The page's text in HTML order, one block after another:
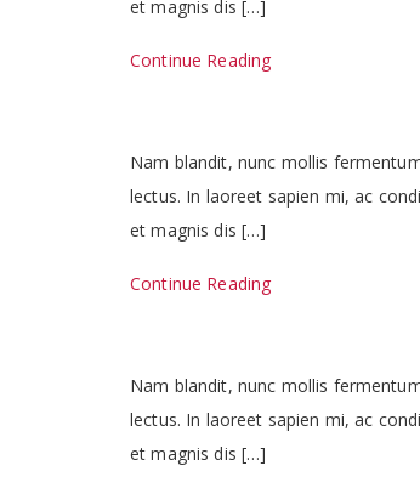
et magnis dis […]
Continue Reading
Nam blandit, nunc mollis
lectus. In laoreet sapien mi, ac
et magnis dis […]
Continue Reading
Nam blandit, nunc mollis
lectus. In laoreet sapien mi, ac
et magnis dis […]